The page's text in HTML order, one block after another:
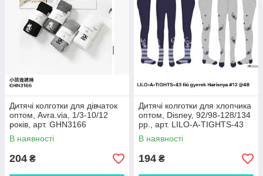
Дитячі колготки для дівчаток
оптом, Avra.via, 1/3-10/12
років, арт. GHN3166
В наявності
204 ₴
Дитячі колготки для хлопчика
оптом, Disney, 92/98-128/134
рр., арт. LILO-A-TIGHTS-43
В наявності
194 ₴